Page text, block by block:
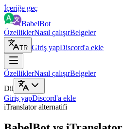
İçeriğe geç
BabelBot
ÖzelliklerNasıl çalışırBelgeler
TR Giriş yapDiscord'a ekle
ÖzelliklerNasıl çalışırBelgeler
Dil
Giriş yapDiscord'a ekle
iTranslator alternatifi